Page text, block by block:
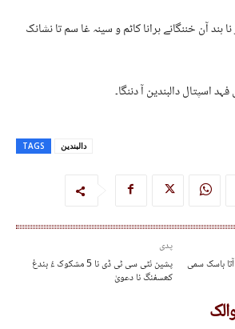
ہند آن خننگانے ہرانا کاٹم و سینہ غا سم تا نشانک
اسپتال دالبندین آ دننگا۔
TAGS دالبندین
پدی
پشین ئٹی سی ٹی ڈی نا 5 مشکوک ءُ بندغ
کھسفنگ نا دعویٰ
باسک سمی